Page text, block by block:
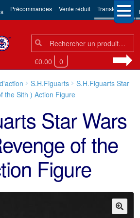
Précommandes Vente réduit Transformers
Chercher:
Chercher
€0.00 0
S.H.Figuarts
S.H.Figuarts Star
the Sith ) Action Figure
Star Wars
of the
Figure